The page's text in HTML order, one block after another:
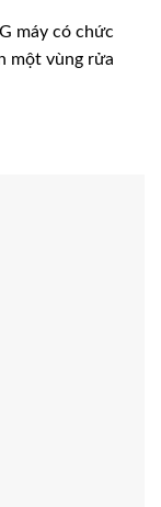
máy có chức
một vùng rửa